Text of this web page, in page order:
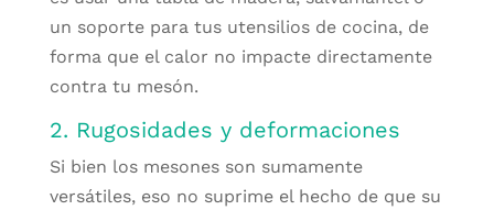
un soporte para tus utensilios de cocina, de
forma que el calor no impacte directamente
contra tu mesón.
2. Rugosidades y deformaciones
Si bien los mesones son sumamente
versátiles, eso no suprime el hecho de que su